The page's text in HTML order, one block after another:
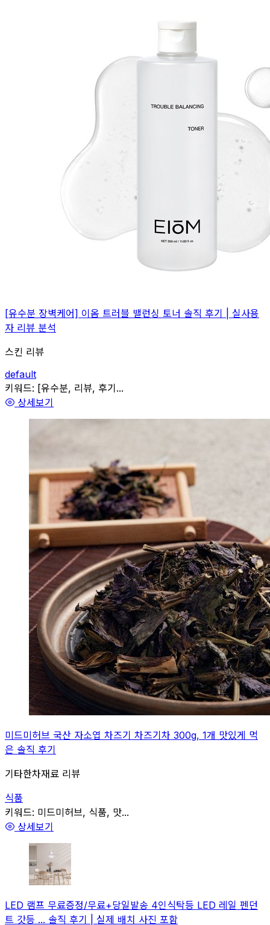
[유수분 장벽케어] 이옴 트러블 밸런싱 토너 솔직 후기 | 실사용
자 리뷰 분석
스킨 리뷰
default
관련
키워드: [유수분, 리뷰, 후기...
상세보기
미드미허브 국산 자소엽 차즈기 차즈기차 300g, 1개 맛있게 먹
은 솔직 후기
기타한차재료 리뷰
식품
관련
키워드: 미드미허브, 식품, 맛...
상세보기
LED 램프 무료증정/무료+당일발송 4인식탁등 LED 레일 펜던
트 갓등 ... 솔직 후기 | 실제 배치 사진 포함